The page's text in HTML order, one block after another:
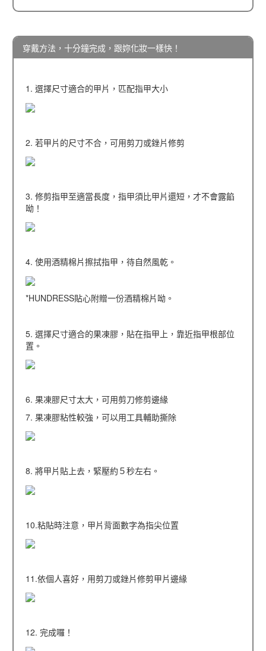
穿戴方法，十分鐘完成，跟妳化妝一樣快！
1. 選擇尺寸適合的甲片，匹配指甲大小
2. 若甲片的尺寸不合，可用剪刀或銼片修剪
3. 修剪指甲至適當長度，指甲須比甲片還短，才不會露餡
呦！
4. 使用酒精棉片擦拭指甲，待自然風乾。
*HUNDRESS貼心附贈一份酒精棉片呦。
5. 選擇尺寸適合的果凍膠，貼在指甲上，靠近指甲根部位
置。
6. 果凍膠尺寸太大，可用剪刀修剪邊緣
7. 果凍膠粘性較強，可以用工具輔助撕除
8. 將甲片貼上去，緊壓約５秒左右。
10.粘貼時注意，甲片背面數字為指尖位置
11.依個人喜好，用剪刀或銼片修剪甲片邊緣
12. 完成囉！